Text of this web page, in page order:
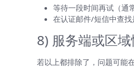
等待一段时间再试（通
在认证邮件/短信中查找
8) 服务端或区
若以上都排除了，问题可能